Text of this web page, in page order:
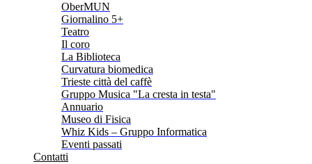
OberMUN
Giornalino 5+
Teatro
Il coro
La Biblioteca
Curvatura biomedica
Trieste città del caffè
Gruppo Musica "La cresta in testa"
Annuario
Museo di Fisica
Whiz Kids – Gruppo Informatica
Eventi passati
Contatti